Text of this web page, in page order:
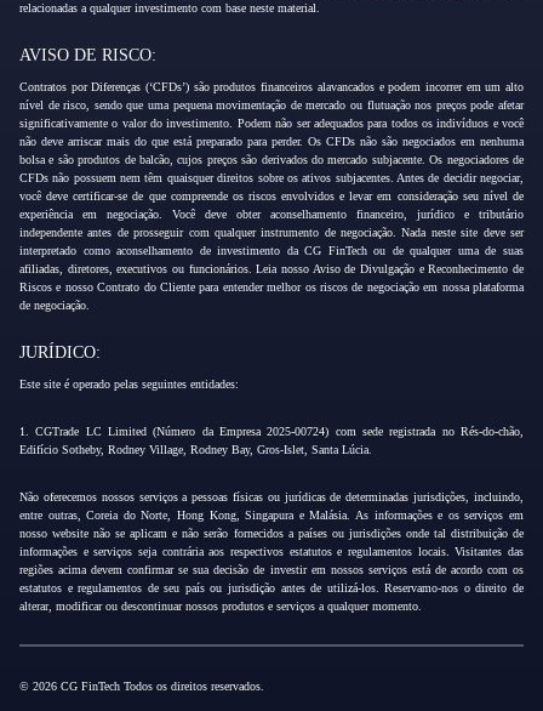
relacionadas a qualquer investimento com base neste material.
AVISO DE RISCO:
Contratos por Diferenças (‘CFDs’) são produtos financeiros alavancados e podem incorrer em um alto
nível de risco, sendo que uma pequena movimentação de mercado ou flutuação nos preços pode afetar
significativamente o valor do investimento. Podem não ser adequados para todos os indivíduos e você
não deve arriscar mais do que está preparado para perder. Os CFDs não são negociados em nenhuma
bolsa e são produtos de balcão, cujos preços são derivados do mercado subjacente. Os negociadores de
CFDs não possuem nem têm quaisquer direitos sobre os ativos subjacentes. Antes de decidir negociar,
você deve certificar-se de que compreende os riscos envolvidos e levar em consideração seu nível de
experiência em negociação. Você deve obter aconselhamento financeiro, jurídico e tributário
independente antes de prosseguir com qualquer instrumento de negociação. Nada neste site deve ser
interpretado como aconselhamento de investimento da CG FinTech ou de qualquer uma de suas
afiliadas, diretores, executivos ou funcionários. Leia nosso Aviso de Divulgação e Reconhecimento de
Riscos e nosso Contrato do Cliente para entender melhor os riscos de negociação em nossa plataforma
de negociação.
JURÍDICO:
Este site é operado pelas seguintes entidades:
1. CGTrade LC Limited (Número da Empresa 2025-00724) com sede registrada no Rés-do-chão,
Edifício Sotheby, Rodney Village, Rodney Bay, Gros-Islet, Santa Lúcia.
Não oferecemos nossos serviços a pessoas físicas ou jurídicas de determinadas jurisdições, incluindo,
entre outras, Coreia do Norte, Hong Kong, Singapura e Malásia. As informações e os serviços em
nosso website não se aplicam e não serão fornecidos a países ou jurisdições onde tal distribuição de
informações e serviços seja contrária aos respectivos estatutos e regulamentos locais. Visitantes das
regiões acima devem confirmar se sua decisão de investir em nossos serviços está de acordo com os
estatutos e regulamentos de seu país ou jurisdição antes de utilizá-los. Reservamo-nos o direito de
alterar, modificar ou descontinuar nossos produtos e serviços a qualquer momento.
© 2026 CG FinTech Todos os direitos reservados.